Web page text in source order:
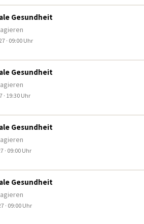
Gesundheit
· 09:00 Uhr
Gesundheit
· 19:30 Uhr
Gesundheit
· 09:00 Uhr
Gesundheit
· 09:00 Uhr